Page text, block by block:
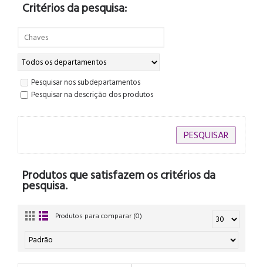
Critérios da pesquisa:
Pesquisar nos subdepartamentos
Pesquisar na descrição dos produtos
Produtos que satisfazem os critérios da
pesquisa.
Produtos para comparar (0)